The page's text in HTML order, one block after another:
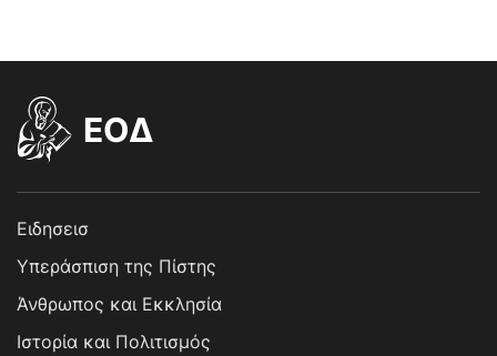
EOΔ
Ειδησεισ
Υπεράσπιση της Πίστης
Άνθρωπος και Εκκλησία
Ιστορία και Πολιτισμός